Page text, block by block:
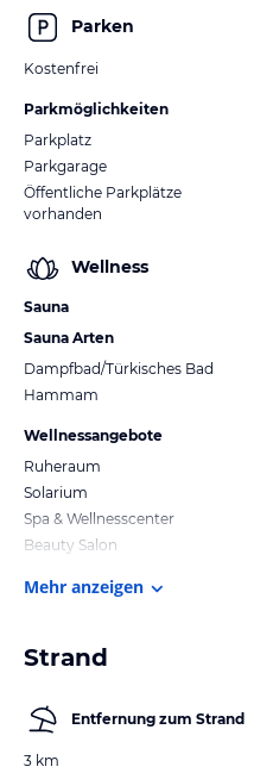
Parken
Kostenfrei
Parkmöglichkeiten
Parkplatz
Parkgarage
Öffentliche Parkplätze
vorhanden
Wellness
Sauna
Sauna Arten
Dampfbad/Türkisches Bad
Hammam
Wellnessangebote
Ruheraum
Solarium
Spa & Wellnesscenter
Beauty Salon
Mehr anzeigen
Strand
Entfernung zum Strand
3 km